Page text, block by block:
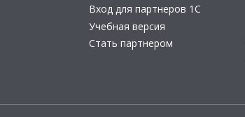
Вход для партнеров 1С
Учебная версия
Стать партнером